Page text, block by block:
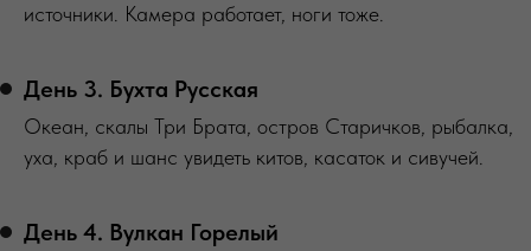
источники. Камера работает, ноги тоже.
День 3. Бухта Русская
Океан, скалы Три Брата, остров Старичков, рыбалка,
уха, краб и шанс увидеть китов, касаток и сивучей.
День 4. Вулкан Горелый